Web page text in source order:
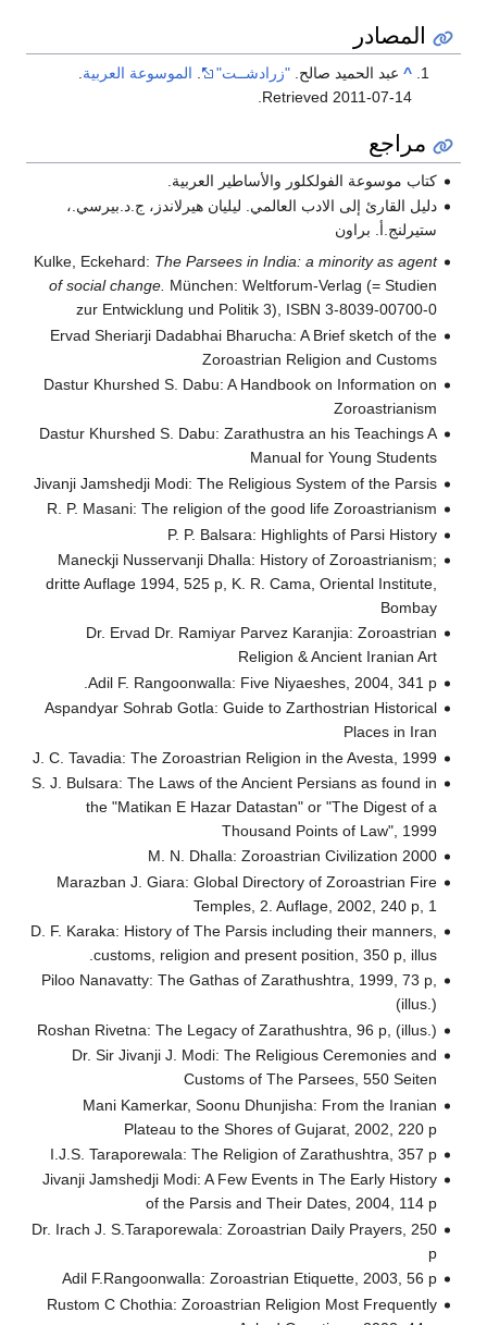
المصادر
^ عبد الحميد صالح. " زرادشــت" الموسوعة العربية
Retrieved 2011-07-14
مراجع
كتاب موسوعة الفولكلور والأساطير العربية.
دليل القارئ إلى الادب العالمي. ليليان هيرلاندز، ج.د.بيرسي.،
ستيرلنج.أ. براون
Kulke, Eckehard: The Parsees in India: a minority as agent
of social change. München: Weltforum-Verlag (= Studien
zur Entwicklung und Politik 3), ISBN 3-8039-00700-0
Ervad Sheriarji Dadabhai Bharucha: A Brief sketch of the
Zoroastrian Religion and Customs
Dastur Khurshed S. Dabu: A Handbook on Information on
Zoroastrianism
Dastur Khurshed S. Dabu: Zarathustra an his Teachings A
Manual for Young Students
Jivanji Jamshedji Modi: The Religious System of the Parsis
R. P. Masani: The religion of the good life Zoroastrianism
P. P. Balsara: Highlights of Parsi History
Maneckji Nusservanji Dhalla: History of Zoroastrianism;
dritte Auflage 1994, 525 p, K. R. Cama, Oriental Institute,
Bombay
Dr. Ervad Dr. Ramiyar Parvez Karanjia: Zoroastrian
Religion & Ancient Iranian Art
Adil F. Rangoonwalla: Five Niyaeshes, 2004, 341 p.
Aspandyar Sohrab Gotla: Guide to Zarthostrian Historical
Places in Iran
J. C. Tavadia: The Zoroastrian Religion in the Avesta, 1999
S. J. Bulsara: The Laws of the Ancient Persians as found in
the "Matikan E Hazar Datastan" or "The Digest of a
Thousand Points of Law", 1999
M. N. Dhalla: Zoroastrian Civilization 2000
Marazban J. Giara: Global Directory of Zoroastrian Fire
Temples, 2. Auflage, 2002, 240 p, 1
D. F. Karaka: History of The Parsis including their manners,
customs, religion and present position, 350 p, illus.
Piloo Nanavatty: The Gathas of Zarathushtra, 1999, 73 p,
(illus.)
Roshan Rivetna: The Legacy of Zarathushtra, 96 p, (illus.)
Dr. Sir Jivanji J. Modi: The Religious Ceremonies and
Customs of The Parsees, 550 Seiten
Mani Kamerkar, Soonu Dhunjisha: From the Iranian
Plateau to the Shores of Gujarat, 2002, 220 p
I.J.S. Taraporewala: The Religion of Zarathushtra, 357 p
Jivanji Jamshedji Modi: A Few Events in The Early History
of the Parsis and Their Dates, 2004, 114 p
Dr. Irach J. S.Taraporewala: Zoroastrian Daily Prayers, 250
p
Adil F.Rangoonwalla: Zoroastrian Etiquette, 2003, 56 p
Rustom C Chothia: Zoroastrian Religion Most Frequently